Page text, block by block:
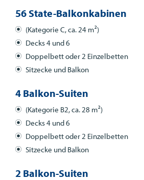
56 State-Balkonkabinen
(Kategorie C, ca. 24 m²)
Decks 4 und 6
Doppelbett oder 2 Einzelbetten
Sitzecke und Balkon
4 Balkon-Suiten
(Kategorie B2, ca. 28 m²)
Decks 4 und 6
Doppelbett oder 2 Einzelbetten
Sitzecke und Balkon
2 Balkon-Suiten